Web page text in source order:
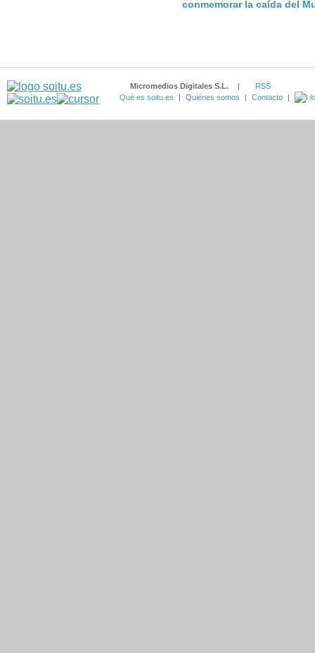
conmemorar la caída del
Micromedios Digitales S.L. |
RSS
Qué es soitu.es
| Quiénes somos | Contacto |